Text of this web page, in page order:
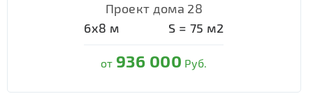
Проект дома 28
6х8 м S = 75 м2
от 936 000 Руб.